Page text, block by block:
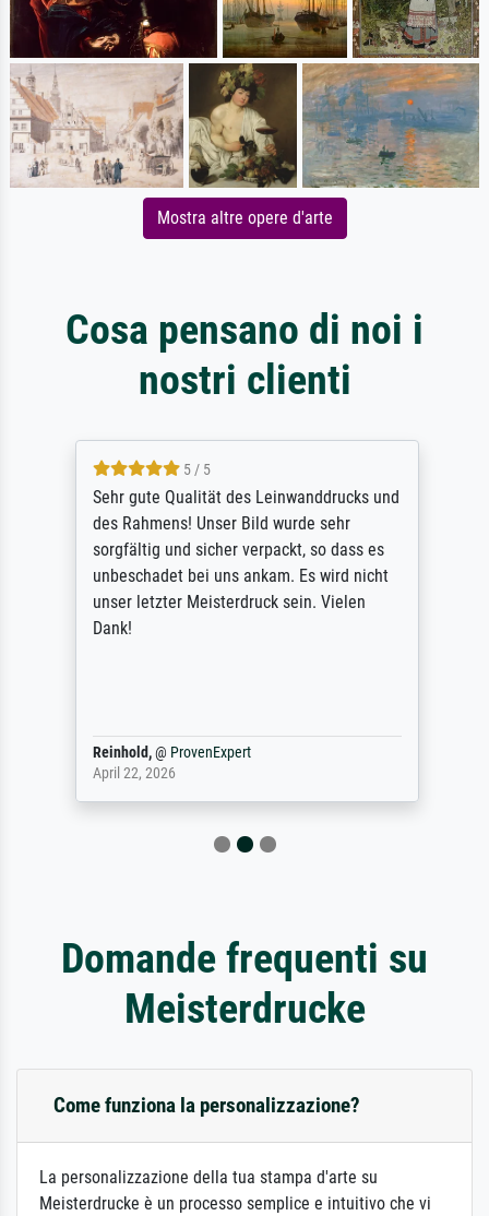
Mostra altre opere d'arte
Cosa pensano di noi i
nostri clienti
5 / 5
Sehr gute Qualität des Leinwanddrucks und
des Rahmens! Unser Bild wurde sehr
sorgfältig und sicher verpackt, so dass es
unbeschadet bei uns ankam. Es wird nicht
unser letzter Meisterdruck sein. Vielen
Dank!
Reinhold,@ ProvenExpert
April 22, 2026
Domande frequenti su
Meisterdrucke
Come funziona la personalizzazione?
La personalizzazione della tua stampa d'arte su
Meisterdrucke è un processo semplice e intuitivo che vi